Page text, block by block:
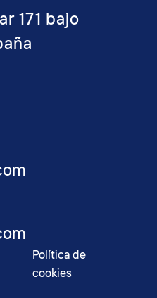
171 bajo
Política de
cookies